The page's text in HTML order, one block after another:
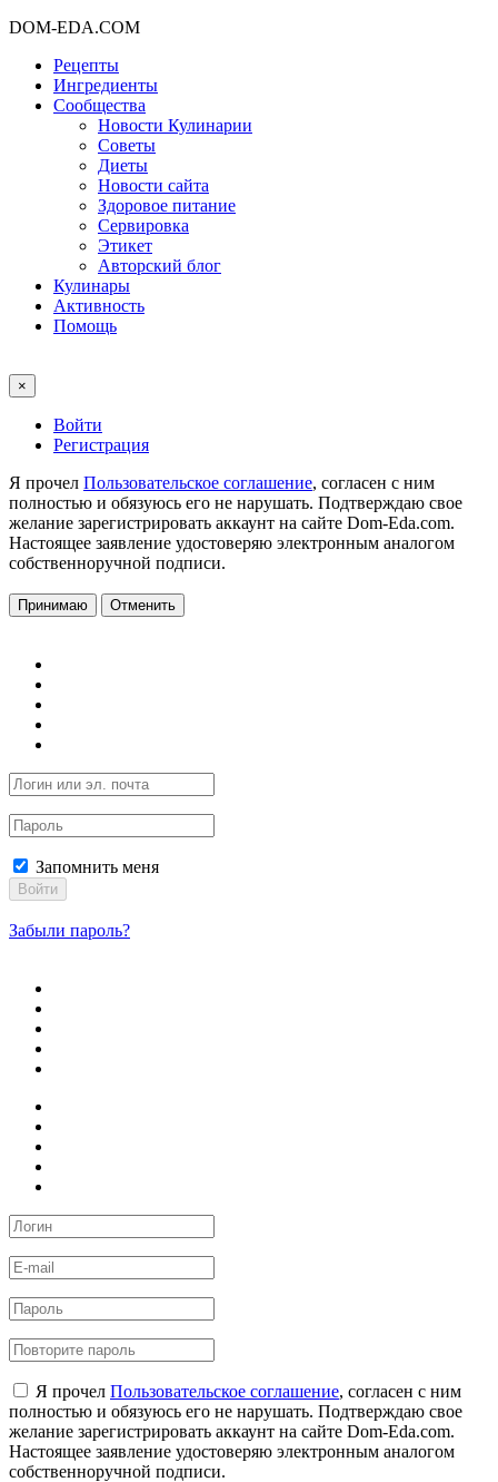
DOM-EDA.COM
Рецепты
Ингредиенты
Сообщества
Новости Кулинарии
Советы
Диеты
Новости сайта
Здоровое питание
Сервировка
Этикет
Авторский блог
Кулинары
Активность
Помощь
×
Войти
Регистрация
Я прочел Пользовательское соглашение, согласен с ним
полностью и обязуюсь его не нарушать. Подтверждаю свое
желание зарегистрировать аккаунт на сайте Dom-Eda.com.
Настоящее заявление удостоверяю электронным аналогом
собственноручной подписи.
Принимаю Отменить
Запомнить меня
Войти
Забыли пароль?
Я прочел Пользовательское соглашение, согласен с ним
полностью и обязуюсь его не нарушать. Подтверждаю свое
желание зарегистрировать аккаунт на сайте Dom-Eda.com.
Настоящее заявление удостоверяю электронным аналогом
собственноручной подписи.